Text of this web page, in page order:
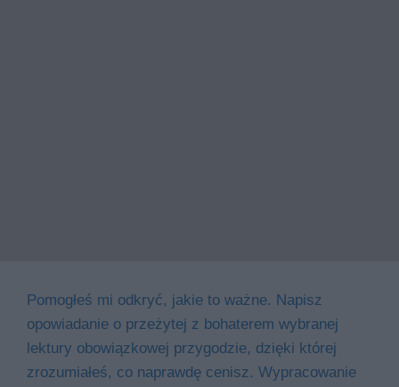
Pomogłeś mi odkryć, jakie to ważne. Napisz
opowiadanie o przeżytej z bohaterem wybranej
lektury obowiązkowej przygodzie, dzięki której
zrozumiałeś, co naprawdę cenisz. Wypracowanie